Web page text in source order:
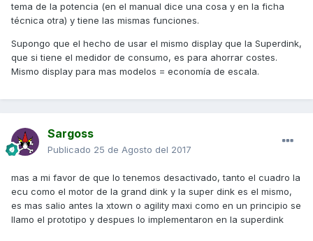
tema de la potencia (en el manual dice una cosa y en la ficha
técnica otra) y tiene las mismas funciones.
Supongo que el hecho de usar el mismo display que la Superdink,
que si tiene el medidor de consumo, es para ahorrar costes.
Mismo display para mas modelos = economía de escala.
Sargoss
Publicado 25 de Agosto del 2017
mas a mi favor de que lo tenemos desactivado, tanto el cuadro la
ecu como el motor de la grand dink y la super dink es el mismo,
es mas salio antes la xtown o agility maxi como en un principio se
llamo el prototipo y despues lo implementaron en la superdink